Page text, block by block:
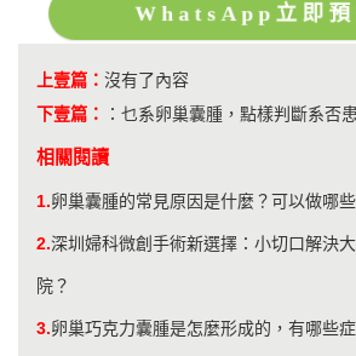
WhatsApp立即預
上壹篇： 沒有了內容
下壹篇：
： 乜系卵巢囊腫，點樣判斷系否
相關閱讀
1.卵巢囊腫的常見原因是什麼？可以做哪
2.深圳婦科微創手術新選擇：小切口解決
院？
3.卵巢巧克力囊腫是怎麼形成的，有哪些